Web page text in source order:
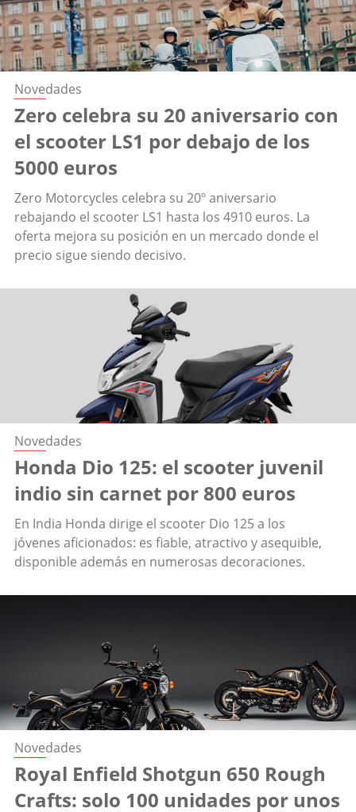
Novedades
Zero celebra su 20 aniversario con
el scooter LS1 por debajo de los
5000 euros
Zero Motorcycles celebra su 20º aniversario
rebajando el scooter LS1 hasta los 4910 euros. La
oferta mejora su posición en un mercado donde el
precio sigue siendo decisivo.
Novedades
Honda Dio 125: el scooter juvenil
indio sin carnet por 800 euros
En India Honda dirige el scooter Dio 125 a los
jóvenes aficionados: es fiable, atractivo y asequible,
disponible además en numerosas decoraciones.
Novedades
Royal Enfield Shotgun 650 Rough
Crafts: solo 100 unidades por unos